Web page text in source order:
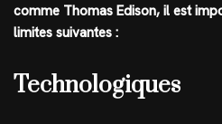
comme Thomas Edison, il est
limites suivantes :
Technologiques